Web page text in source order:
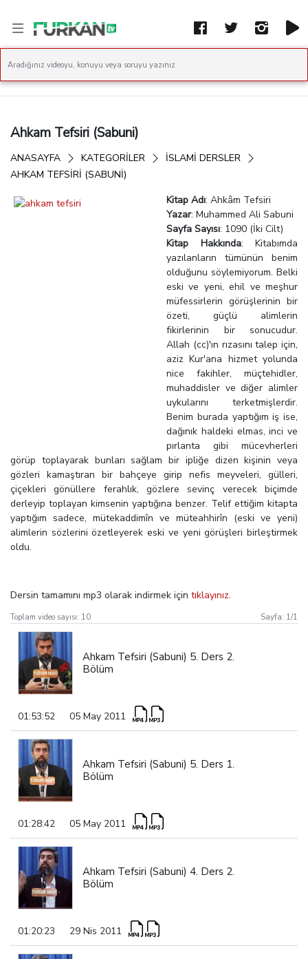
Ahkam Tefsiri (Sabuni)
ANASAYFA KATEGORİLER
İSLAMI DERSLER
AHKAM TEFSIRI (SABUNI)
Kitap Adı: Ahkâm Tefsiri
Yazar: Muhammed Ali Sabuni
Sayfa Sayısı: 1090 (İki Cilt)
Kitap Hakkında: Kitabımda
yazılanların tümünün benim
olduğunu söylemiyorum. Belki
eski ve yeni, ehil ve meşhur
müfessirlerin görüşlerinin bir
özeti, güçlü alimlerin
fikirlerinin bir sonucudur.
Allah (cc)'ın rızasını talep için,
aziz Kur'ana hizmet yolunda
nice fakihler, müçtehidler,
muhaddisler ve diğer alimler
uykularını terketmişlerdir.
Benim burada yaptığım iş ise,
dağınık haldeki elmas, inci ve
pırlanta gibi mücevherleri
görüp toplayarak bunları sağlam bir ipliğe dizen kişinin veya
gözleri kamaştıran bir bahçeye girip nefis meyveleri, gülleri,
çiçekleri gönüllere ferahlık, gözlere sevinç verecek biçimde
derleyip toplayan kimsenin yaptığına benzer. Telif ettiğim kitapta
yaptığım sadece, mütekaddimîn ve müteahhirîn (eski ve yeni)
alimlerin sözlerini özetleyerek eski ve yeni görüşleri birleştirmek
oldu.
Dersin tamamını mp3 olarak indirmek için tıklayınız.
Toplam video sayısı: 10 Sayfa: 1/1
Ahkam Tefsiri (Sabuni) 5. Ders 2.
Bölüm
01:53:52 05 May 2011
Ahkam Tefsiri (Sabuni) 5. Ders 1.
Bölüm
01:28:42 05 May 2011
Ahkam Tefsiri (Sabuni) 4. Ders 2.
Bölüm
01:20:23 29 Nis 2011